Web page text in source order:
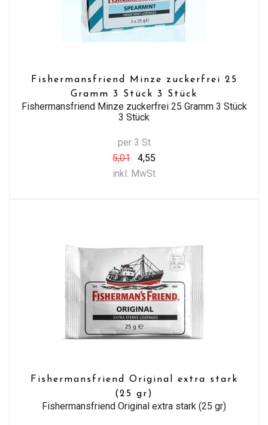
Fishermansfriend Minze zuckerfrei 25
Gramm 3 Stück 3 Stück
Fishermansfriend Minze zuckerfrei 25 Gramm 3 Stück
3 Stück
per 3 St
5,01
4,55
inkl. MwSt
Fishermansfriend Original extra stark
(25 gr)
Fishermansfriend Original extra stark (25 gr)